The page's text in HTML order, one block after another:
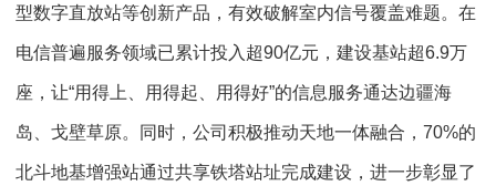
型数字直放站等创新产品，有效破解室内信号覆盖难题。在
电信普遍服务领域已累计投入超90亿元，建设基站超6.9万
座，让“用得上、用得起、用得好”的信息服务通达边疆海
岛、戈壁草原。同时，公司积极推动天地一体融合，70%的
北斗地基增强站通过共享铁塔站址完成建设，进一步彰显了